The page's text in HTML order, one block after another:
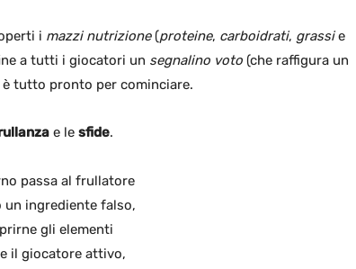
i mazzi nutrizione(proteine, carboidrati, grassie
a tutti i giocatori un segnalino voto (che raffigura un
tutto pronto per cominciare.
e le sfide.
passa al frullatore
un ingrediente falso,
gli elementi
il giocatore attivo,